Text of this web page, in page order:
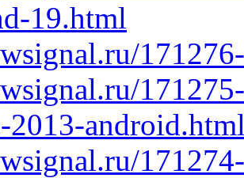
19.html
2013-